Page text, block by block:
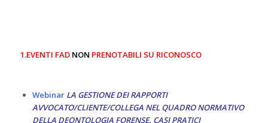
1.EVENTI FAD NON PRENOTABILI SU RICONOSCO
WebinarLA GESTIONE DEI RAPPORTI
AVVOCATO/CLIENTE/COLLEGA NEL QUADRO NORMATIVO
DELLA DEONTOLOGIA FORENSE. CASI PRATICI